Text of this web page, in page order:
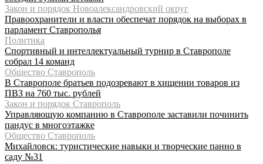
Закон и порядок Новоалександровский округ
Правоохранители и власти обеспечат порядок на выборах в
парламент Ставрополья
Политика
Спортивный и интеллектуальный турнир в Ставрополе
собрал 14 команд
Общество Ставрополь
В Ставрополе братьев подозревают в хищении товаров из
ПВЗ на 760 тыс. рублей
Закон и порядок Ставрополь
Управляющую компанию в Ставрополе заставили починить
пандус в многоэтажке
Общество Ставрополь
Михайловск: туристические навыки и творческие панно в
саду №31